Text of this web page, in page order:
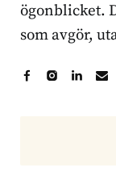
ögonblicket.
som avgör,